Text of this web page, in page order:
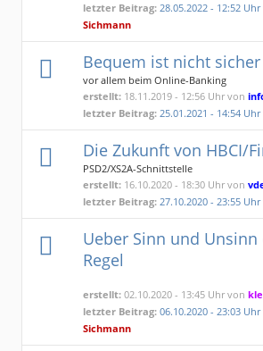
letzter Beitrag: 28.05.2022 - 12:52 Uhr
Sichmann
Bequem ist nicht sicher
vor allem beim Online-Banking
erstellt: 18.11.2019 - 12:56 Uhr von
letzter Beitrag: 25.01.2021 - 14:54 Uhr
Die Zukunft von HBCI/
PSD2/XS2A-Schnittstelle
erstellt: 16.10.2020 - 18:30 Uhr von
letzter Beitrag: 27.10.2020 - 23:55 Uhr
Ueber Sinn und Unsinn
Regel
erstellt: 02.10.2020 - 13:45 Uhr von
letzter Beitrag: 06.10.2020 - 23:03 Uhr
Sichmann